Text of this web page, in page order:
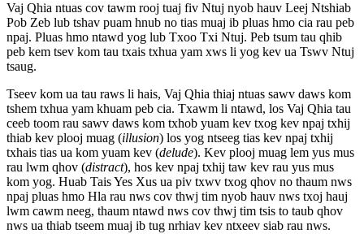
Vaj Qhia ntuas cov tawm rooj tuaj fiv Ntuj nyob hauv Leej Ntshiab
Pob Zeb lub tshav puam hnub no tias muaj ib pluas hmo cia rau peb
npaj. Pluas hmo ntawd yog lub Txoo Txi Ntuj. Peb tsum tau qhib
peb kem tsev kom tau txais txhua yam xws li yog kev ua Tswv Ntuj
tsaug.
Tseev kom ua tau raws li hais, Vaj Qhia thiaj ntuas sawv daws kom
tshem txhua yam khuam peb cia. Txawm li ntawd, los Vaj Qhia tau
ceeb toom rau sawv daws kom txhob yuam kev txog kev npaj txhij
thiab kev plooj muag (illusion) los yog ntseeg tias kev npaj txhij
txhais tias ua kom yuam kev (delude). Kev plooj muag lem yus mus
rau lwm qhov (distract), hos kev npaj txhij taw kev rau yus mus
kom yog. Huab Tais Yes Xus ua piv txwv txog qhov no thaum nws
npaj pluas hmo Hla rau nws cov thwj tim nyob hauv nws txoj hauj
lwm cawm neeg, thaum ntawd nws cov thwj tim tsis to taub qhov
nws ua thiab tseem muaj ib tug nrhiav kev ntxeev siab rau nws.